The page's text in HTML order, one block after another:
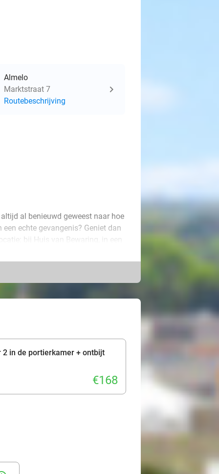
Almelo
Marktstraat 7
Routebeschrijving
al benieuwd geweest naar hoe
echte gevangenis? Geniet dan
bij Huis van Bewaring, in een
of prachtige
jullie aan voor een lekker ontbijt.
in de portierkamer + ontbijt
€168